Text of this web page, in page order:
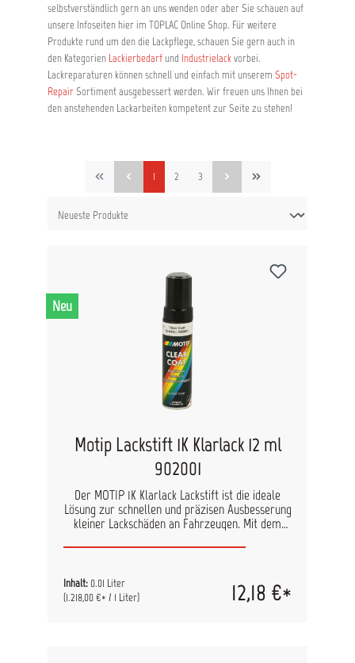
selbstverständlich gern an uns wenden oder aber Sie schauen auf
unsere Infoseiten hier im TOPLAC Online Shop. Für weitere
Produkte rund um den die Lackpflege, schauen Sie gern auch in
den Kategorien Lackierbedarf und Industrielackvorbei.
Lackreparaturen können schnell und einfach mit unserem Spot-
RepairSortiment ausgebessert werden. Wir freuen uns Ihnen bei
den anstehenden Lackarbeiten kompetent zur Seite zu stehen!
1 2 3
Neu
Motip Lackstift 1K Klarlack 12 ml
902001
Der MOTIP 1K Klarlack Lackstift ist die ideale
Lösung zur schnellen und präzisen Ausbesserung
kleiner Lackschäden an Fahrzeugen. Mit dem
Steinschlagschäden und kleine Lackreparaturen
transparente Klarlackschicht stellt den Glanz
der Lackoberfläche wieder her und schützt
Inhalt: 0.01 Liter
(1.218,00 €* / 1 Liter)
12,18 €*